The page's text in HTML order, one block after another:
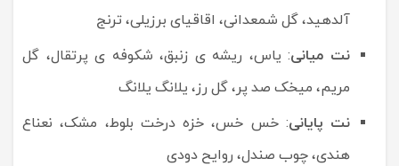
آلدهید، گل شمعدانی، اقاقیای برزیلی، ترنج
نت میانی: یاس، ریشه ی زنبق، شکوفه ی پرتقال، گل
مریم، میخک صد پر، گل رز، یلانگ یلانگ
نت پایانی: خس خس، خزه درخت بلوط، مشک، نعناع
هندی، چوب صندل، روایح دودی